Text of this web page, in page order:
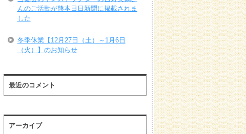
んのご活動が熊本日日新聞に掲載されま
した
冬季休業【12月27日（土）～1月6日
（火）】のお知らせ
最近のコメント
アーカイブ